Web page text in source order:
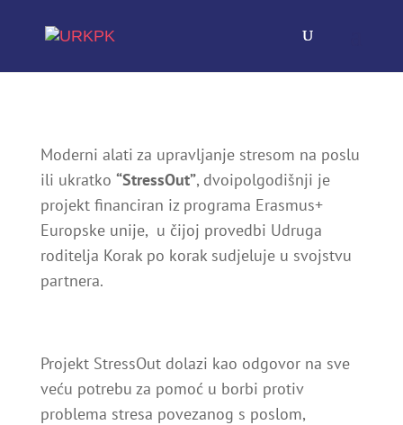
Moderni alati za upravljanje stresom na poslu
ili ukratko “StressOut”, dvoipolgodišnji je
projekt financiran iz programa Erasmus+
Europske unije, u čijoj provedbi Udruga
roditelja Korak po korak sudjeluje u svojstvu
partnera.
Projekt StressOut dolazi kao odgovor na sve
veću potrebu za pomoć u borbi protiv
problema stresa povezanog s poslom,